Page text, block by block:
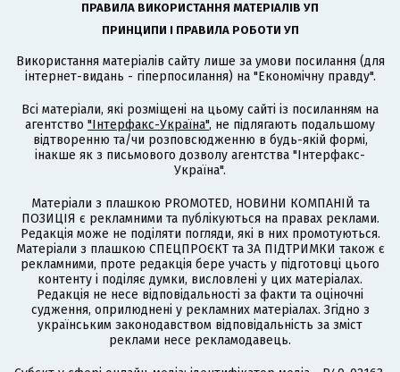
ПРАВИЛА ВИКОРИСТАННЯ МАТЕРІАЛІВ УП
ПРИНЦИПИ І ПРАВИЛА РОБОТИ УП
Використання матеріалів сайту лише за умови посилання (для
інтернет-видань - гіперпосилання) на "Економічну правду".
Всі матеріали, які розміщені на цьому сайті із посиланням на
агентство "Інтерфакс-Україна", не підлягають подальшому
відтворенню та/чи розповсюдженню в будь-якій формі,
інакше як з письмового дозволу агентства "Інтерфакс-
Україна".
Матеріали з плашкою PROMOTED, НОВИНИ КОМПАНІЙ та
ПОЗИЦІЯ є рекламними та публікуються на правах реклами.
Редакція може не поділяти погляди, які в них промотуються.
Матеріали з плашкою СПЕЦПРОЄКТ та ЗА ПІДТРИМКИ також є
рекламними, проте редакція бере участь у підготовці цього
контенту і поділяє думки, висловлені у цих матеріалах.
Редакція не несе відповідальності за факти та оціночні
судження, оприлюднені у рекламних матеріалах. Згідно з
українським законодавством відповідальність за зміст
реклами несе рекламодавець.